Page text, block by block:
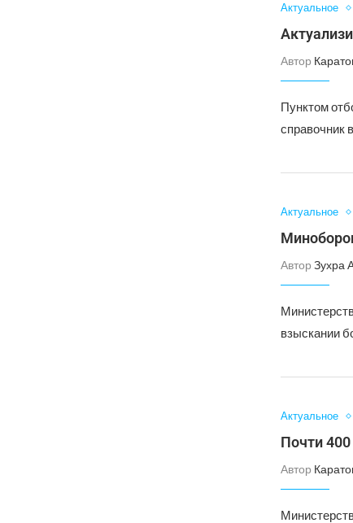
Актуальное
Автор
Пунктом
справочник
Актуальное
Автор Зухра
взыскании
Актуальное
Почти
Автор